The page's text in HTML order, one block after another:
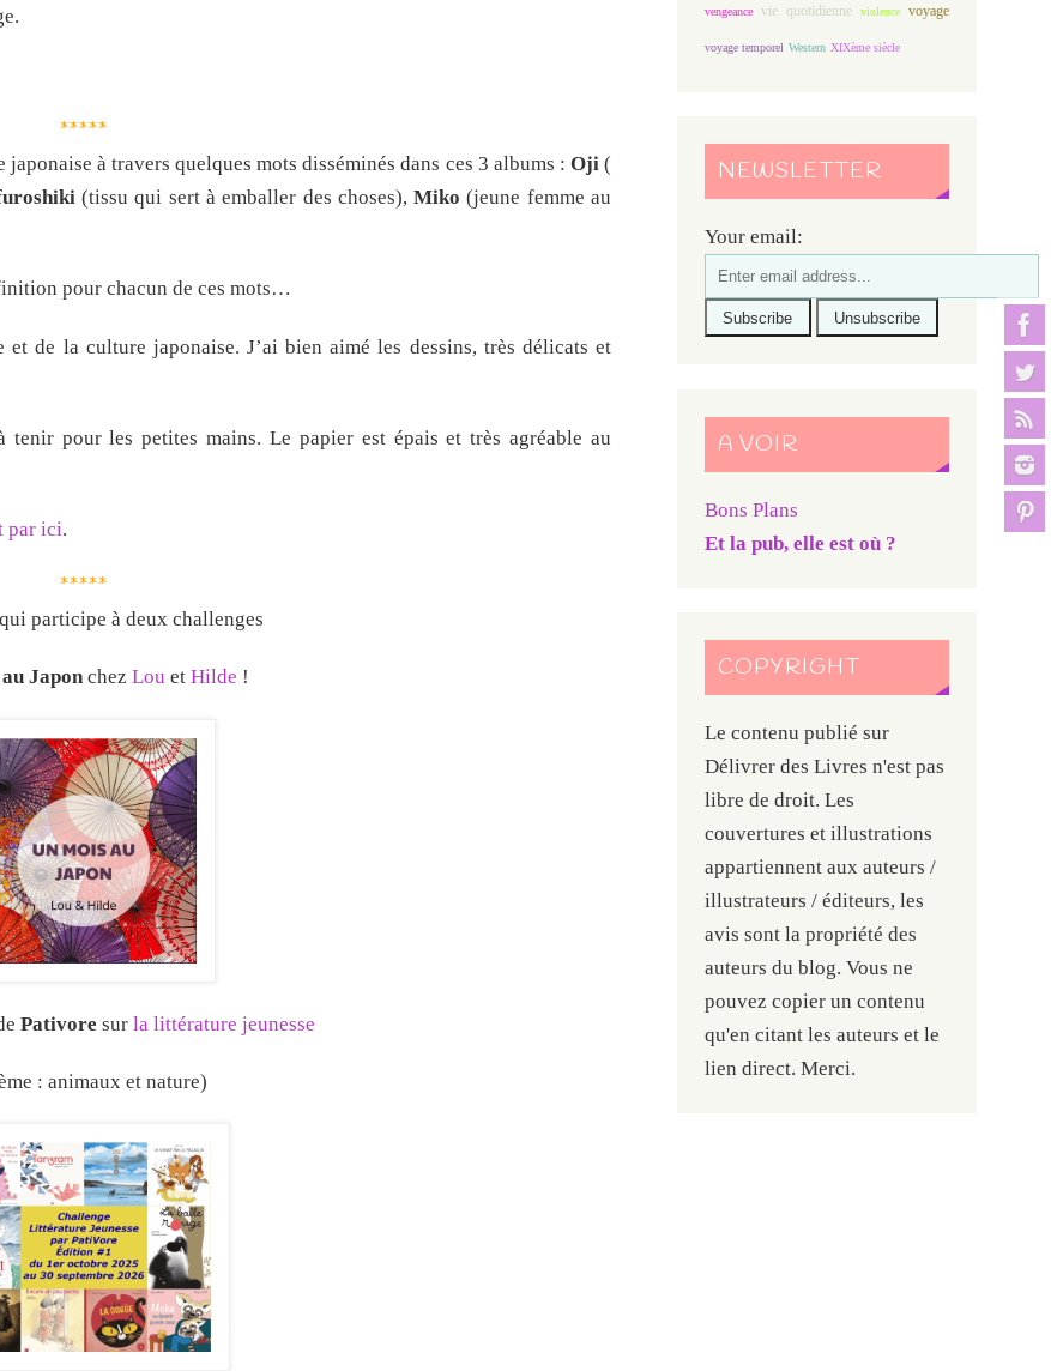
*****
à travers quelques mots disséminés dans ces 3 albums : Oji (
(tissu qui sert à emballer des choses),Miko (jeune femme au
pour chacun de ces mots…
de la culture japonaise. J’ai bien aimé les dessins, très délicats et
pour les petites mains. Le papier est épais et très agréable au
par ici.
*****
participe à deux challenges
Japonchez Lou et Hilde !
Pativore sur la littérature jeunesse
: animaux et nature)
vengeance vie quotidienne violence voyage
voyage temporel Western XIXème siècle
NEWSLETTER
Your email:
A VOIR
Bons Plans
Et la pub, elle est où ?
COPYRIGHT
Le contenu publié sur
Délivrer des Livres n'est pas
libre de droit. Les
couvertures et illustrations
appartiennent aux auteurs /
illustrateurs / éditeurs, les
avis sont la propriété des
auteurs du blog. Vous ne
pouvez copier un contenu
qu'en citant les auteurs et le
lien direct. Merci.